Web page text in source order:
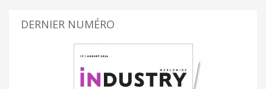
DERNIER NUMÉRO